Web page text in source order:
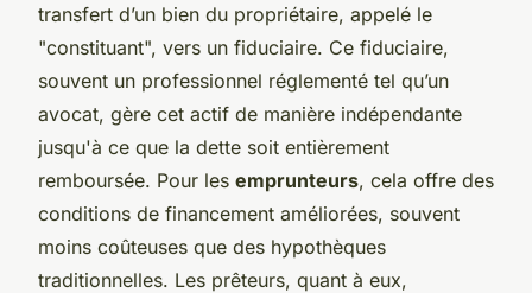
transfert d’un bien du propriétaire, appelé le
"constituant", vers un fiduciaire. Ce fiduciaire,
souvent un professionnel réglementé tel qu’un
avocat, gère cet actif de manière indépendante
jusqu'à ce que la dette soit entièrement
remboursée. Pour les emprunteurs, cela offre des
conditions de financement améliorées, souvent
moins coûteuses que des hypothèques
traditionnelles. Les prêteurs, quant à eux,